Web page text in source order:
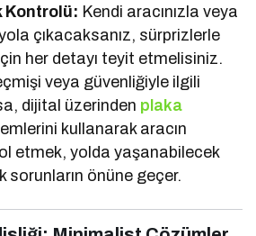
Kontrolü: Kendi aracınızla veya
çıkacaksanız, sürprizlerle
her detayı teyit etmelisiniz.
veya güvenliğiyle ilgili
dijital üzerinden plaka
kullanarak aracın
etmek, yolda yaşanabilecek
sorunların önüne geçer.